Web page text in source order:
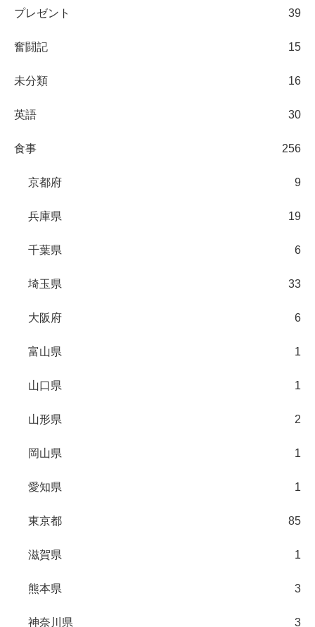
プレゼント 39
奮闘記 15
未分類 16
英語 30
食事 256
京都府 9
兵庫県 19
千葉県 6
埼玉県 33
大阪府 6
富山県 1
山口県 1
山形県 2
岡山県 1
愛知県 1
東京都 85
滋賀県 1
熊本県 3
神奈川県 3